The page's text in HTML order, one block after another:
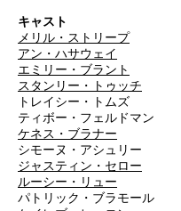
キャスト
メリル・ストリープ
アン・ハサウェイ
エミリー・ブラント
スタンリー・トゥッチ
トレイシー・トムズ
ティボー・フェルドマン
ケネス・ブラナー
シモーヌ・アシュリー
ジャスティン・セロー
ルーシー・リュー
パトリック・ブラモール